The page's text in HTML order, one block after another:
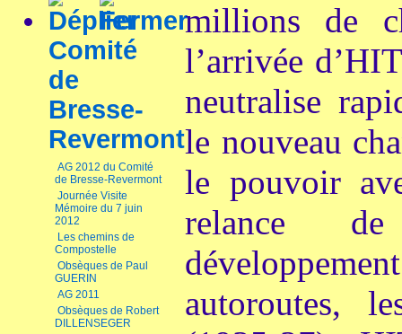
Comité
de
Bresse-
Revermont
AG 2012 du Comité
de Bresse-Revermont
Journée Visite
Mémoire du 7 juin
2012
Les chemins de
Compostelle
Obsèques de Paul
GUERIN
AG 2011
Obsèques de Robert
DILLENSEGER
millions de
l’arrivée
neutralise
le nouveau
le pouvoir
relance
autoroutes,